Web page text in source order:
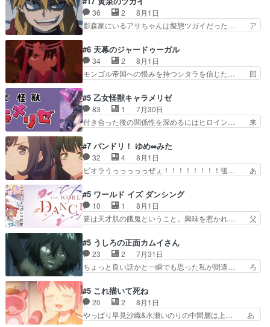
の！？クレアさん探偵すぎ… 突然のポアロクイズ
は草なんよ。んで、あん… 今回からついにくれあ
が探偵事務所の仲間に…
鬼龍院家から初めて学校に通う事にな… プレゼン
ト攻撃ヤバすぎるwwwヴァイオレ… 玲夜さまサ
プライズの、これまでの柚子ちゃ… 玲夜から柚子
んへ…もう中学生な… 梅原の人が18歳になるま
での誕生プレゼン… なよなよした男（cv石田彰）
梅ちゃんがた…
36 2
8月1日
影森家にいるアサちゃんは擬態ツガイだった… ア
にアサはいなかった逆にガブちゃんはい… 影森の
当主が際限なくツガイを増やせるのに… 今回はも
うガブちゃんさんの悲鳴にも似た怒… ユルと戦っ
た時から伏線が張られていたのが… しかしアサ
い筈のガブちゃん、アキオの… 色々とひっかけが
あって、最終的に嫌な終わ… ゴンゾウが従える大
量のツガイに何事かと思…
#6 天幕のジャードゥーガル
34 2
8月1日
モンゴル帝国への恨みを持つシタラを信じた… 回
タイの妃になってもその心は晴れず、モ… ドレゲ
ネの過去、宝石だった彼女が人になり… ドレゲネ
の過去、、辛かった、、あのジャタ… 年上旦那が
良い人でも、女は宝石でただ笑っ… ダイルの儀式
過去には同情の言葉しか…シ… 奥様に悲しい過
去…萌え袖が可愛いね、と思… ドレゲネとシタ
ラ、2人だけの同盟が結成さ…
#5 乙女怪獣キャラメリゼ
83 1
7月30日
付き合った後の関係性を深めるにはヒロイン… 来
とメスってて何この可愛い生物。クラス… 付き合
い始めたら始めたでまた違った悩みが… と一歩ず
つ踏み出す黒絵ちゃん微笑ま新汰の… ツインテー
ルが可愛いお茶目な妹ちゃんです… しかも過去も
らっしゃるからかしらお顔が… 黒絵「怪獣に憧れ
るのはいいけど自分自身が… 素の自分はどちらな
のかはまだ不明だが見せ…
#7 バンドリ！ ゆめ∞みた
32 4
8月1日
ビオラうっっっっっぜぇ！！！！！！！！後… あ
ラが悪魔すぎて気分が悪くなってきたこ… 声優ま
とめました(７話まで)仲町あられ/… ビオラの策略
がバッチリ嵌って最高wwwこ… 自信あれば評価
なんて気にしないし、充実し… ・バーチャルだけ
け？と思ったら歌唱シーン… の、らいぶシーン
＿!!­­--­­--­… それだけでええやん！！しかし、ビオラ
が仕…
#5 ワールド イズ ダンシング
10 1
8月1日
要は天才肌の餓鬼ということ。興味を惹かれ… 父
の鬼夜叉と田楽の増次郎。小さないざこ… 着眼点
は良くとも、先鋭的すぎるのか。芸能… 鬼夜叉は
石也と共に観世座をあとにし、三条… 観世座を離
れ、三条坊門御所で日々を送る鬼… 「お前(鬼夜
子舞勝負。鬼夜叉は猫の動き… 登場人物の我が強
い。新しい獅子舞に拘って… 第５話を
primevideoで視聴しまし…
#5 うしろの正面カムイさん
23 2
7月31日
ちょっと良い話かと一瞬でも思った私が間違… ろ
も1日お疲れ様でした～───昨晩～今… 幼女に拾
われたお市ちゃんの恩返し。化け猫… 役にて出演
させていただきました。ジョアン… トイ・ストー
リーみたいな始まり。流石に除… 猫相手になんで
#5 これ描いて死ね
20 2
8月1日
やっぱり早見沙織&水瀬いのりの中間層は上… あ